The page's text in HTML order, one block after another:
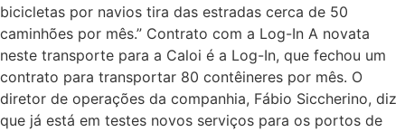
bicicletas por navios tira das estradas cerca de 50
caminhões por mês.” Contrato com a Log-In A novata
neste transporte para a Caloi é a Log-In, que fechou um
contrato para transportar 80 contêineres por mês. O
diretor de operações da companhia, Fábio Siccherino, diz
que já está em testes novos serviços para os portos de